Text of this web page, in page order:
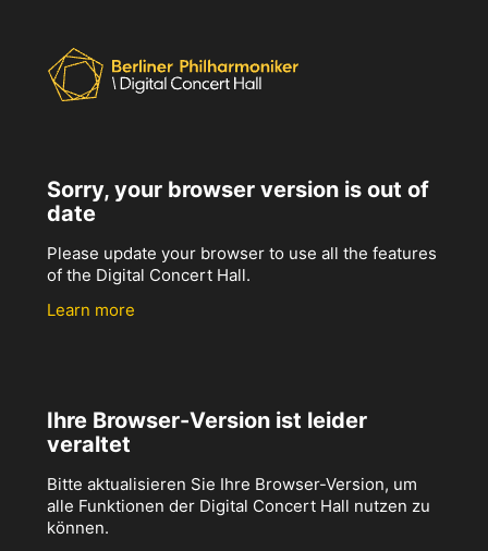
Sorry, your browser version is out of
date
Please update your browser to use all the features
of the Digital Concert Hall.
Learn more
Ihre Browser-Version ist leider
veraltet
Bitte aktualisieren Sie Ihre Browser-Version, um
alle Funktionen der Digital Concert Hall nutzen zu
können.